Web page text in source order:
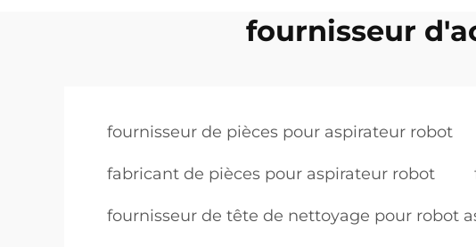
fournisseur
fournisseur de pièces pour aspirateur robot
fabricant de pièces pour aspirateur robot
fournisseur de tête de nettoyage pour robot